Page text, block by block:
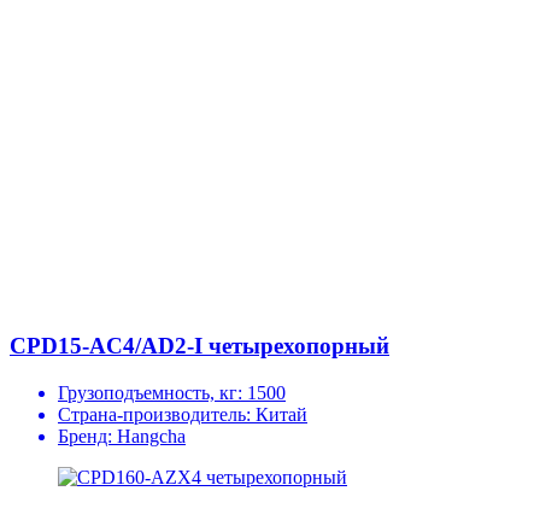
CPD15-AC4/AD2-I четырехопорный
Грузоподъемность, кг: 1500
Страна-производитель: Китай
Бренд: Hangcha